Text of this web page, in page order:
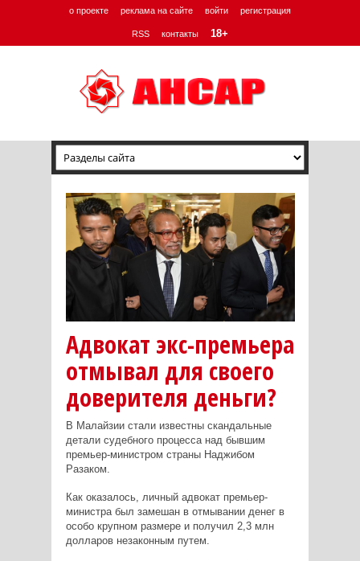
о проекте реклама на сайте войти регистрация
RSS контакты 18+
Адвокат экс-премьера
отмывал для своего
доверителя деньги?
В Малайзии стали известны скандальные
детали судебного процесса над бывшим
премьер-министром страны Наджибом
Разаком.
Как оказалось, личный адвокат премьер-
министра был замешан в отмывании денег в
особо крупном размере и получил 2,3 млн
долларов незаконным путем.